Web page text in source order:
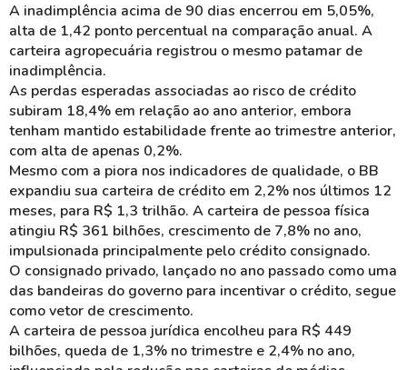
A inadimplência acima de 90 dias encerrou em 5,05%,
alta de 1,42 ponto percentual na comparação anual. A
carteira agropecuária registrou o mesmo patamar de
inadimplência.
As perdas esperadas associadas ao risco de crédito
subiram 18,4% em relação ao ano anterior, embora
tenham mantido estabilidade frente ao trimestre anterior,
com alta de apenas 0,2%.
Mesmo com a piora nos indicadores de qualidade, o BB
expandiu sua carteira de crédito em 2,2% nos últimos 12
meses, para R$ 1,3 trilhão. A carteira de pessoa física
atingiu R$ 361 bilhões, crescimento de 7,8% no ano,
impulsionada principalmente pelo crédito consignado.
O consignado privado, lançado no ano passado como uma
das bandeiras do governo para incentivar o crédito, segue
como vetor de crescimento.
A carteira de pessoa jurídica encolheu para R$ 449
bilhões, queda de 1,3% no trimestre e 2,4% no ano,